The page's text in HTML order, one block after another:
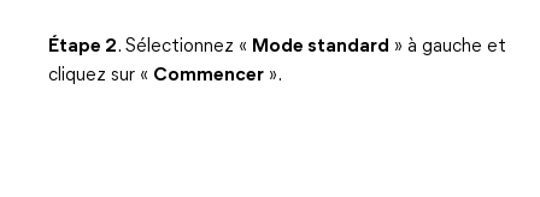
Étape 2. Sélectionnez « Mode standard » à gauche et
cliquez sur « Commencer ».